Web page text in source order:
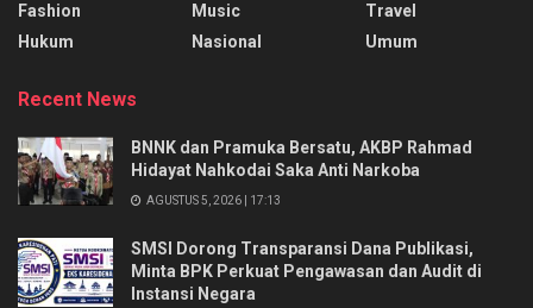
Fashion
Hukum
Music
Nasional
Travel
Umum
Recent News
BNNK dan Pramuka Bersatu, AKBP Rahmad
Hidayat Nahkodai Saka Anti Narkoba
AGUSTUS 5, 2026 | 17:13
SMSI Dorong Transparansi Dana Publikasi,
Minta BPK Perkuat Pengawasan dan Audit di
Instansi Negara